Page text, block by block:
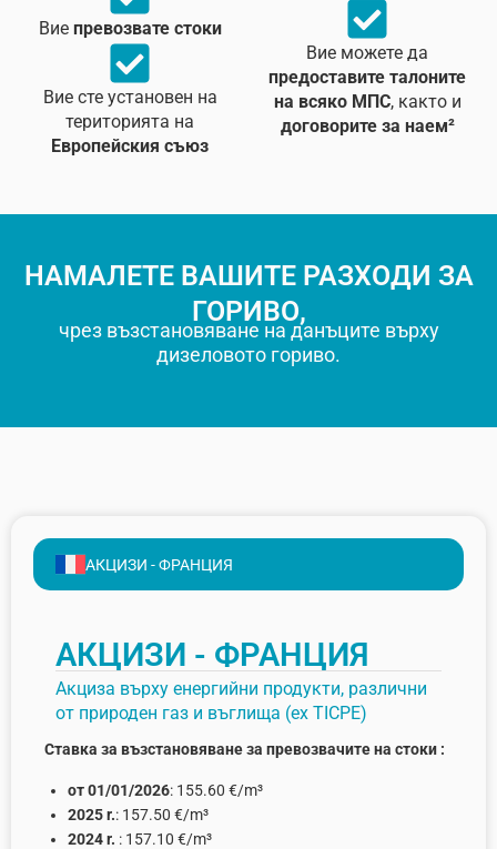
Вие превозвате стоки
Вие сте установен на
територията на
Европейския съюз
Вие можете да
предоставите талоните
на всяко МПС, както и
договорите за наем²
НАМАЛЕТЕ ВАШИТЕ РАЗХОДИ ЗА
ГОРИВО,
чрез възстановяване на данъците върху
дизеловото гориво.
AКЦИЗИ - ФРАНЦИЯ
AКЦИЗИ - ФРАНЦИЯ
Aкциза върху енергийни продукти, различни
от природен газ и въглища (ex TICPE)
Ставка за възстановяване за превозвачите на стоки :
от 01/01/2026: 155.60 €/m³
2025 r.: 157.50 €/m³
2024 r. : 157.10 €/m³